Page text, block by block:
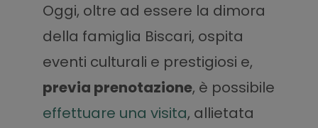
Oggi, oltre ad essere la dimora
della famiglia Biscari, ospita
eventi culturali e prestigiosi e,
previa prenotazione, è possibile
effettuare una visita, allietata